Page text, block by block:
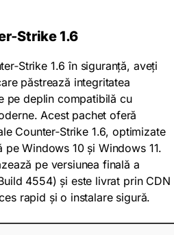
1.6
1.6 în siguranță, aveți
păstrează integritatea
pe deplin compatibilă cu
Acest pachet oferă
Counter‑Strike 1.6, optimizate
pe Windows 10 și Windows 11.
pe versiunea finală a
4554) și este livrat prin CDN
rapid și o instalare sigură.